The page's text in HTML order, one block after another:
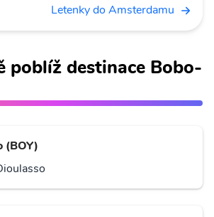
Letenky do Amsterdamu
poblíž destinace Bobo-
(BOY)